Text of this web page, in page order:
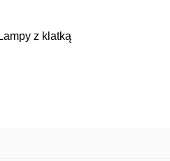
z klatką